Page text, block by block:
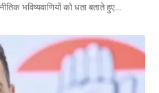
भविष्यवाणियों को धता बताते हुए…